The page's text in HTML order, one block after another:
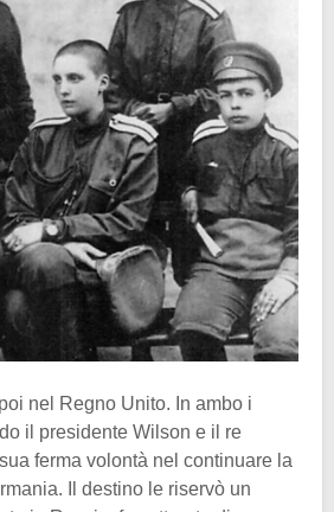
nel Regno Unito. In ambo i
il presidente Wilson e il re
ferma volontà nel continuare la
Il destino le riservò un